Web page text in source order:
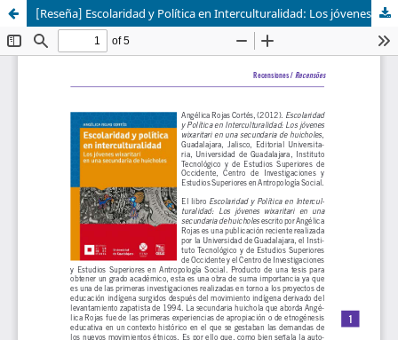
[Reseña] Escolaridad y Política en Interculturalidad: Los jóvenes wixaritari en una secundaria de huicholes